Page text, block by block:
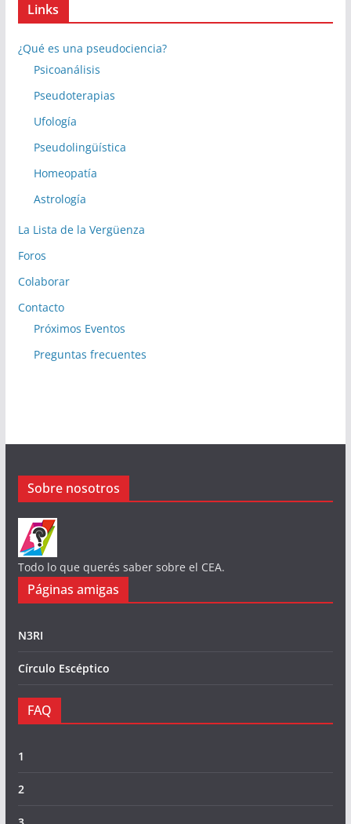
Links
¿Qué es una pseudociencia?
Psicoanálisis
Pseudoterapias
Ufología
Pseudolingüística
Homeopatía
Astrología
La Lista de la Vergüenza
Foros
Colaborar
Contacto
Próximos Eventos
Preguntas frecuentes
Sobre nosotros
Todo lo que querés saber sobre el CEA.
Páginas amigas
N3RI
Círculo Escéptico
FAQ
1
2